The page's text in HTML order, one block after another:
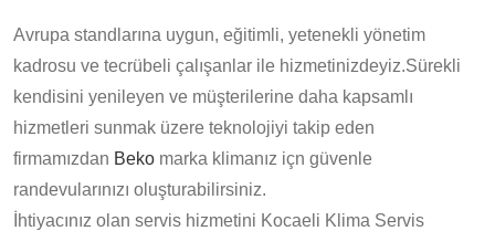
Avrupa standlarına uygun, eğitimli, yetenekli yönetim
kadrosu ve tecrübeli çalışanlar ile hizmetinizdeyiz.Sürekli
kendisini yenileyen ve müşterilerine daha kapsamlı
hizmetleri sunmak üzere teknolojiyi takip eden
firmamızdan Beko marka klimanız içn güvenle
randevularınızı oluşturabilirsiniz.
İhtiyacınız olan servis hizmetini Kocaeli Klima Servis